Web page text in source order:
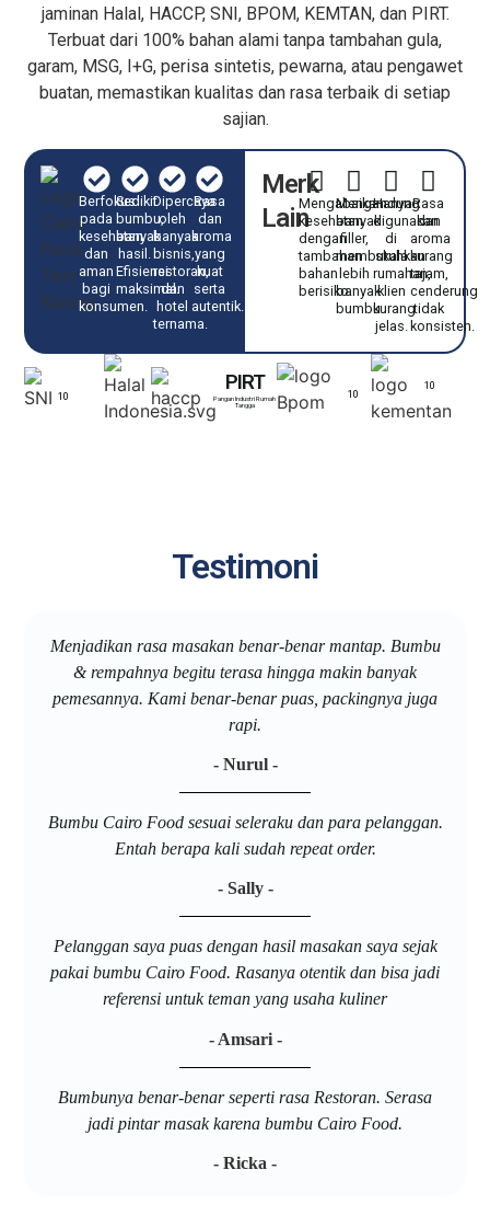
jaminan Halal, HACCP, SNI, BPOM, KEMTAN, dan PIRT.
Terbuat dari 100% bahan alami tanpa tambahan gula,
garam, MSG, I+G, perisa sintetis, pewarna, atau pengawet
buatan, memastikan kualitas dan rasa terbaik di setiap
sajian.
Berfokus
pada
kesehatan
dan
aman
bagi
konsumen.
Sedikit
bumbu,
banyak
hasil.
Efisiensi
maksimal.
Dipercaya
oleh
banyak
bisnis,
restoran,
dan
hotel
ternama.
Rasa
dan
aroma
yang
kuat
serta
autentik.
Merk
LainMengabaikan
kesehatan
dengan
tambahan
bahan
berisiko.
Mengandung
banyak
filler,
membutuhkan
lebih
banyak
bumbu.
Hanya
digunakan
di
skala
rumahan,
klien
kurang
jelas.
Rasa
dan
aroma
kurang
tajam,
cenderung
tidak
konsisten.
10
PIRT
Pangan Industri Rumah
Tangga
10
10
Testimoni
Menjadikan rasa masakan benar-benar mantap. Bumbu
& rempahnya begitu terasa hingga makin banyak
pemesannya. Kami benar-benar puas, packingnya juga
rapi.
- Nurul -
Bumbu Cairo Food sesuai seleraku dan para pelanggan.
Entah berapa kali sudah repeat order.
- Sally -
Pelanggan saya puas dengan hasil masakan saya sejak
pakai bumbu Cairo Food. Rasanya otentik dan bisa jadi
referensi untuk teman yang usaha kuliner
- Amsari -
Bumbunya benar-benar seperti rasa Restoran. Serasa
jadi pintar masak karena bumbu Cairo Food.
- Ricka -